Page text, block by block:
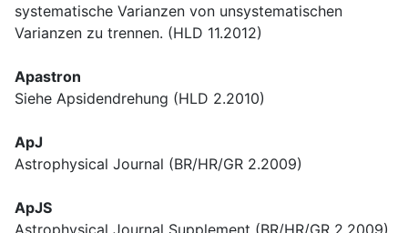
systematische Varianzen von unsystematischen
Varianzen zu trennen. (HLD 11.2012)
Apastron
Siehe Apsidendrehung (HLD 2.2010)
ApJ
Astrophysical Journal (BR/HR/GR 2.2009)
ApJS
Astrophysical Journal Supplement (BR/HR/GR 2.2009)